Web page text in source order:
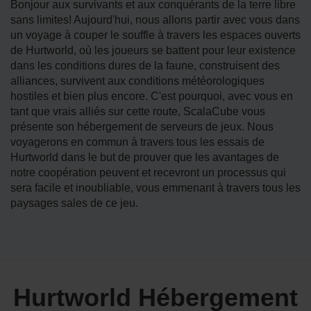
Bonjour aux survivants et aux conquérants de la terre libre
sans limites! Aujourd'hui, nous allons partir avec vous dans
un voyage à couper le souffle à travers les espaces ouverts
de Hurtworld, où les joueurs se battent pour leur existence
dans les conditions dures de la faune, construisent des
alliances, survivent aux conditions météorologiques
hostiles et bien plus encore. C'est pourquoi, avec vous en
tant que vrais alliés sur cette route, ScalaCube vous
présente son hébergement de serveurs de jeux. Nous
voyagerons en commun à travers tous les essais de
Hurtworld dans le but de prouver que les avantages de
notre coopération peuvent et recevront un processus qui
sera facile et inoubliable, vous emmenant à travers tous les
paysages sales de ce jeu.
Hurtworld Hébergement